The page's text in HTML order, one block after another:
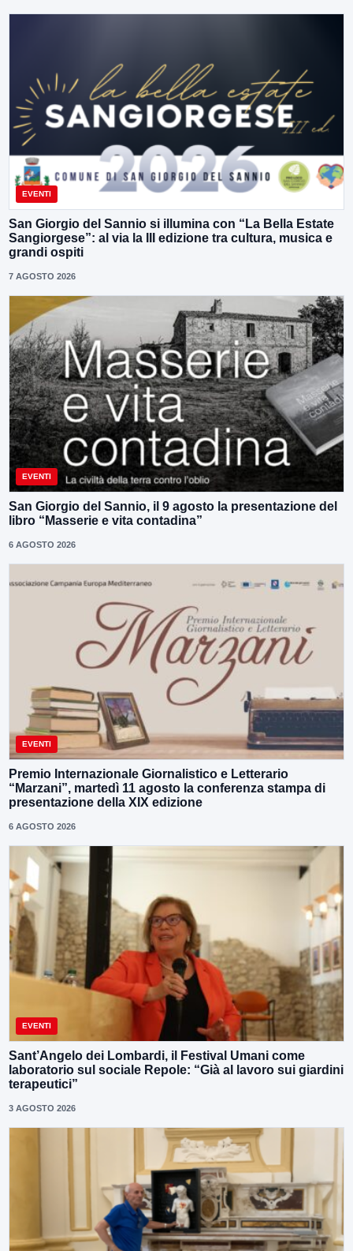
EVENTI
San Giorgio del Sannio si illumina con “La Bella Estate
Sangiorgese”: al via la III edizione tra cultura, musica e
grandi ospiti
7 AGOSTO 2026
EVENTI
San Giorgio del Sannio, il 9 agosto la presentazione del
libro “Masserie e vita contadina”
6 AGOSTO 2026
EVENTI
Premio Internazionale Giornalistico e Letterario
“Marzani”, martedì 11 agosto la conferenza stampa di
presentazione della XIX edizione
6 AGOSTO 2026
EVENTI
Sant’Angelo dei Lombardi, il Festival Umani come
laboratorio sul sociale Repole: “Già al lavoro sui giardini
terapeutici”
3 AGOSTO 2026